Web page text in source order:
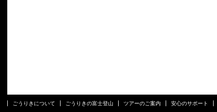
ごうりきについて ごうりきの富士登山 ツアーのご案内 安心のサポート